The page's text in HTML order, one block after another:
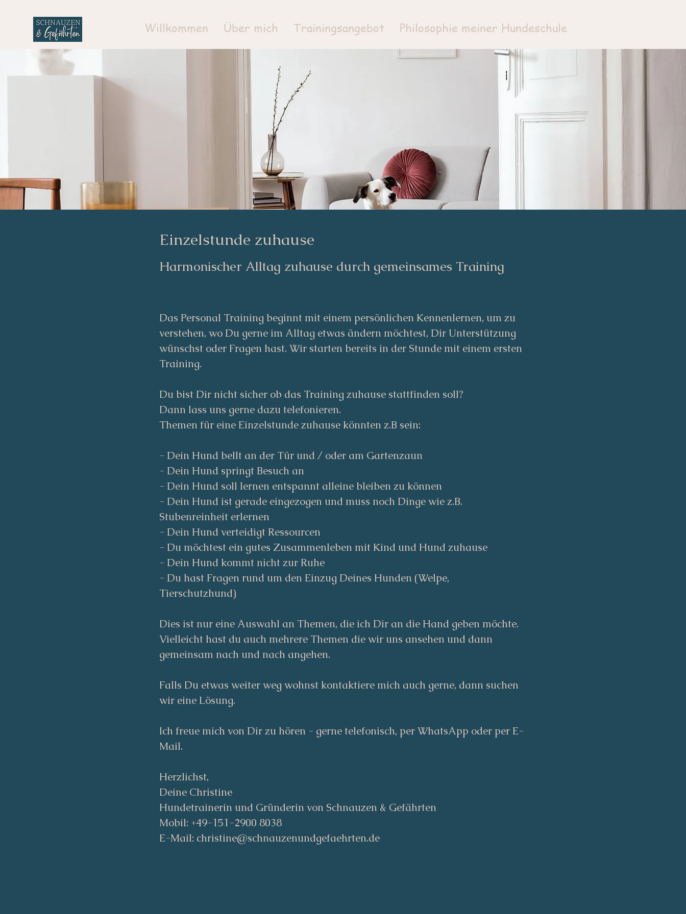
Willkommen Über mich Trainingsangebot Philosophie meiner Hundeschule
Einzelstunde zuhause
Harmonischer Alltag zuhause durch gemeinsames Training
Das Personal Training beginnt mit einem persönlichen Kennenlernen, um zu
verstehen, wo Du gerne im Alltag etwas ändern möchtest, Dir Unterstützung
wünschst oder Fragen hast. Wir starten bereits in der Stunde mit einem ersten
Training.
Du bist Dir nicht sicher ob das Training zuhause stattfinden soll?
Dann lass uns gerne dazu telefonieren.
Themen für eine Einzelstunde zuhause könnten z.B sein:
- Dein Hund bellt an der Tür und / oder am Gartenzaun
- Dein Hund springt Besuch an
- Dein Hund soll lernen entspannt alleine bleiben zu können
- Dein Hund ist gerade eingezogen und muss noch Dinge wie z.B.
Stubenreinheit erlernen
- Dein Hund verteidigt Ressourcen
- Du möchtest ein gutes Zusammenleben mit Kind und Hund zuhause
- Dein Hund kommt nicht zur Ruhe
- Du hast Fragen rund um den Einzug Deines Hunden (Welpe,
Tierschutzhund)
Dies ist nur eine Auswahl an Themen, die ich Dir an die Hand geben möchte.
Vielleicht hast du auch mehrere Themen die wir uns ansehen und dann
gemeinsam nach und nach angehen.
Falls Du etwas weiter weg wohnst kontaktiere mich auch gerne, dann suchen
wir eine Lösung.
Ich freue mich von Dir zu hören - gerne telefonisch, per WhatsApp oder per E-
Mail.
Herzlichst,
Deine Christine
Hundetrainerin und Gründerin von Schnauzen & Gefährten
Mobil: +49-151-2900 8038
E-Mail: christine@schnauzenundgefaehrten.de